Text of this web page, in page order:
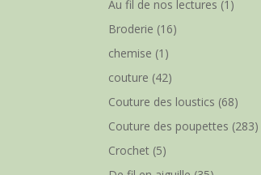
Au fil de nos lectures (1)
Broderie (16)
chemise (1)
couture (42)
Couture des loustics (68)
Couture des poupettes (283)
Crochet (5)